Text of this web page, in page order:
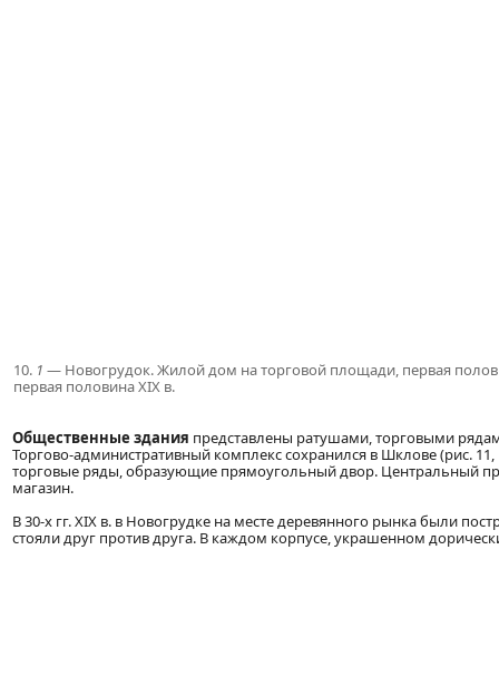
10. 1 — Новогрудок. Жилой дом на торговой площади, первая
первая половина XIX в.
Общественные здания представлены ратушами, торговыми
Торгово-административный комплекс сохранился в Шклове (рис. 11,
торговые ряды, образующие прямоугольный двор. Центральный
магазин.
В 30-х гг. XIX в. в Новогрудке на месте деревянного рынка были
стояли друг против друга. В каждом корпусе, украшенном